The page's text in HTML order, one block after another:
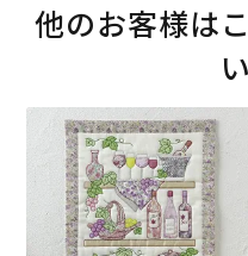
他のお客様は